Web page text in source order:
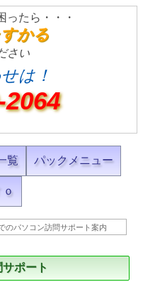
ったら・・・
かる
さい
は！
2064
覧 パックメニュー
ｏ
のパソコン訪問サポート案内
ポート